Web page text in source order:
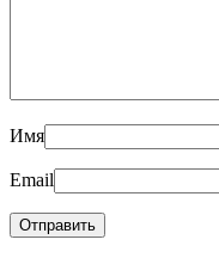
Имя
Email